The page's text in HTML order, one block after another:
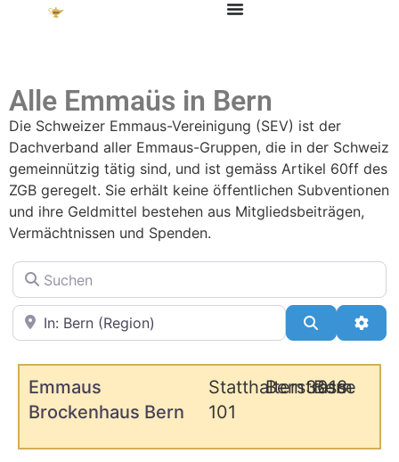
Alle Emmaüs in Bern
Die Schweizer Emmaus-Vereinigung (SEV) ist der
Dachverband aller Emmaus-Gruppen, die in der Schweiz
gemeinnützig tätig sind, und ist gemäss Artikel 60ff des
ZGB geregelt. Sie erhält keine öffentlichen Subventionen
und ihre Geldmittel bestehen aus Mitgliedsbeiträgen,
Vermächtnissen und Spenden.
Suchen
in der Nähe
Suchen
Emmaus
Brockenhaus Bern
Statthalterstrasse
101
Bern3018
Bern